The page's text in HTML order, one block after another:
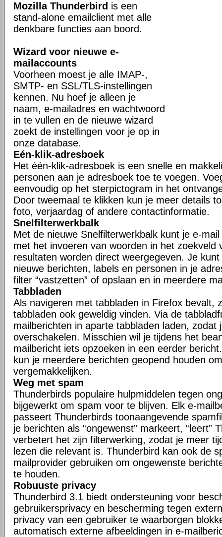
Mozilla Thunderbird is een
stand-alone emailclient met alle
denkbare functies aan boord.
Wizard voor nieuwe e-
mailaccounts
Voorheen moest je alle IMAP-,
SMTP- en SSL/TLS-instellingen
kennen. Nu hoef je alleen je
naam, e-mailadres en wachtwoord
in te vullen en de nieuwe wizard
zoekt de instellingen voor je op in
onze database.
Eén-klik-adresboek
Het één-klik-adresboek is een snelle en
personen aan je adresboek toe te voegen.
eenvoudig op het sterpictogram in het
Door tweemaal te klikken kun je meer details
foto, verjaardag of andere contactinformatie.
Snelfilterwerkbalk
Met de nieuwe Snelfilterwerkbalk kunt je e-
met het invoeren van woorden in het zoekveld
resultaten worden direct weergegeven. Je
nieuwe berichten, labels en personen in je
filter “vastzetten” of opslaan en in meerdere
Tabbladen
Als navigeren met tabbladen in Firefox bevalt,
tabbladen ook geweldig vinden. Via de
mailberichten in aparte tabbladen laden, zodat
overschakelen. Misschien wil je tijdens het
mailbericht iets opzoeken in een eerder
kun je meerdere berichten geopend houden
vergemakkelijken.
Weg met spam
Thunderbirds populaire hulpmiddelen tegen
bijgewerkt om spam voor te blijven. Elk e-
passeert Thunderbirds toonaangevende
je berichten als “ongewenst” markeert, “leert”
verbetert het zijn filterwerking, zodat je meer
lezen die relevant is. Thunderbird kan ook de
mailprovider gebruiken om ongewenste
te houden.
Robuuste privacy
Thunderbird 3.1 biedt ondersteuning voor
gebruikersprivacy en bescherming tegen
privacy van een gebruiker te waarborgen
automatisch externe afbeeldingen in e-